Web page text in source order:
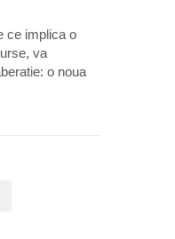
ce implica o
va
o noua